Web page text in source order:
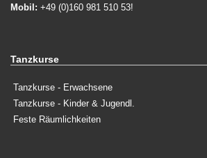
Mobil: +49 (0)160 981 510 53!
Tanzkurse
Tanzkurse - Erwachsene
Tanzkurse - Kinder & Jugendl.
Feste Räumlichkeiten